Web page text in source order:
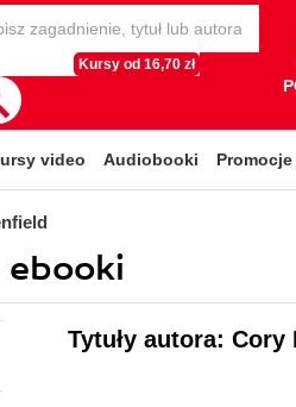
Kursy od 16,70 zł
video Audiobooki Promocje
Tytuły autora: